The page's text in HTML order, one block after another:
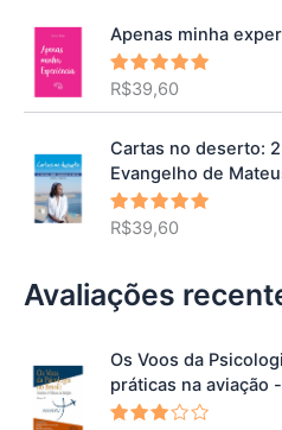
Apenas minha
Avaliação
de 5
R$39,60
Cartas no deserto:
Evangelho de
Avaliação
de 5
R$39,60
Avaliações
Os Voos da
práticas na aviação